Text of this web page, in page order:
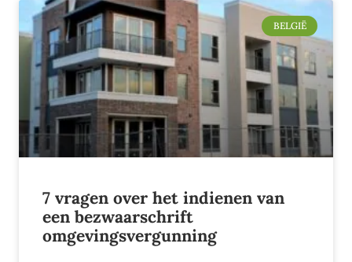
BELGIË
7 vragen over het indienen van
een bezwaarschrift
omgevingsvergunning